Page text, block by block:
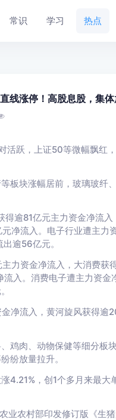
常识 学习 热点
线涨停！高股息股，集体
活跃，上证50等微幅飘红
板块涨幅居前，玻璃玻纤
逾81亿元主力资金净流
净流入。电子行业遭主力
逾56亿元。
力资金净流入，大消费
入。消费电子遭主力资
净流入，黄河旋风获得逾
鸡肉、动物保健等细分板
纷放量拉升。
4.21%，创1个多月来最
业农村部印发修订版《生